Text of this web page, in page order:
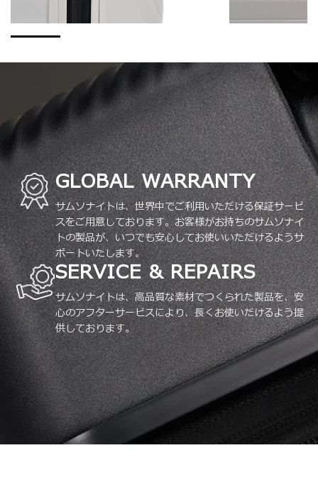
GLOBAL WARRANTY
サムソナイトは、世界中でご利用いただける保証サービ
スをご用意しております。お客様がお持ちのサムソナイ
トの製品が、いつでも安心してお使いいただけるようサ
ポートいたします。
SERVICE & REPAIRS
サムソナイトは、高品質な素材でつくられた製品を、安
心のアフターサービスにより、長くお使いだけるよう提
供しております。